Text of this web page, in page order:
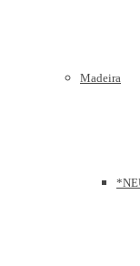
Madeira